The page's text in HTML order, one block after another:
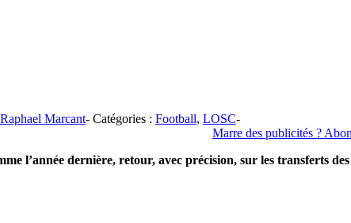
Raphael Marcant- Catégories : Football, LOSC-
Marre des publicités ?
l’année dernière, retour, avec précision, sur les transferts